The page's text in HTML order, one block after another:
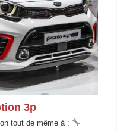
3p
tout de même à :